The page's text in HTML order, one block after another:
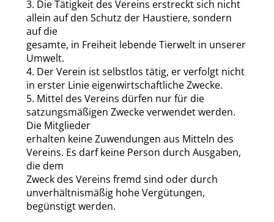
3. Die Tätigkeit des Vereins erstreckt sich nicht
allein auf den Schutz der Haustiere, sondern
auf die
gesamte, in Freiheit lebende Tierwelt in unserer
Umwelt.
4. Der Verein ist selbstlos tätig, er verfolgt nicht
in erster Linie eigenwirtschaftliche Zwecke.
5. Mittel des Vereins dürfen nur für die
satzungsmäßigen Zwecke verwendet werden.
Die Mitglieder
erhalten keine Zuwendungen aus Mitteln des
Vereins. Es darf keine Person durch Ausgaben,
die dem
Zweck des Vereins fremd sind oder durch
unverhältnismäßig hohe Vergütungen,
begünstigt werden.